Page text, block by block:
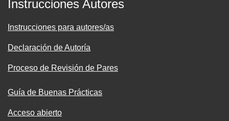
Instrucciones Autores
Instrucciones para autores/as
Declaración de Autoría
Proceso de Revisión de Pares
Guía de Buenas Prácticas
Acceso abierto